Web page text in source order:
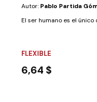
Autor: Pablo Partida
El ser humano es el único
FLEXIBLE
6,64 $